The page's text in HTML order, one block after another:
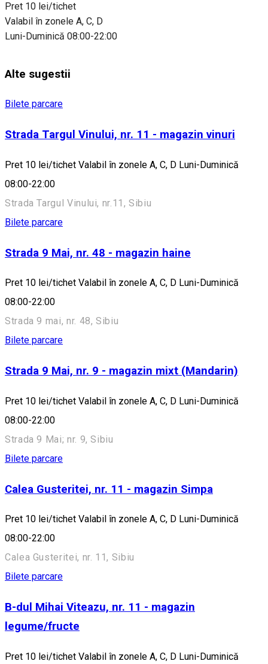
Pret 10 lei/tichet
Valabil în zonele A, C, D
Luni-Duminică 08:00-22:00
Alte sugestii
Bilete parcare
Strada Targul Vinului, nr. 11 - magazin vinuri
Pret 10 lei/tichet Valabil în zonele A, C, D Luni-Duminică
08:00-22:00
Strada Targul Vinului, nr.11, Sibiu
Bilete parcare
Strada 9 Mai, nr. 48 - magazin haine
Pret 10 lei/tichet Valabil în zonele A, C, D Luni-Duminică
08:00-22:00
Strada 9 mai, nr. 48, Sibiu
Bilete parcare
Strada 9 Mai, nr. 9 - magazin mixt (Mandarin)
Pret 10 lei/tichet Valabil în zonele A, C, D Luni-Duminică
08:00-22:00
Strada 9 Mai; nr. 9, Sibiu
Bilete parcare
Calea Gusteritei, nr. 11 - magazin Simpa
Pret 10 lei/tichet Valabil în zonele A, C, D Luni-Duminică
08:00-22:00
Calea Gusteritei, nr. 11, Sibiu
Bilete parcare
B-dul Mihai Viteazu, nr. 11 - magazin
legume/fructe
Pret 10 lei/tichet Valabil în zonele A, C, D Luni-Duminică